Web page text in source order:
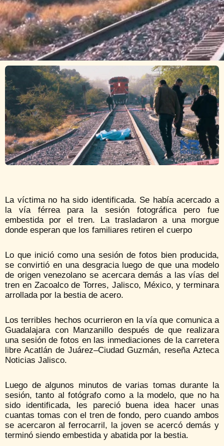
La víctima no ha sido identificada. Se había acercado a
la vía férrea para la sesión fotográfica pero fue
embestida por el tren. La trasladaron a una morgue
donde esperan que los familiares retiren el cuerpo
Lo que inició como una sesión de fotos bien producida,
se convirtió en una desgracia luego de que una modelo
de origen venezolano se acercara demás a las vías del
tren en Zacoalco de Torres, Jalisco, México, y terminara
arrollada por la bestia de acero.
Los terribles hechos ocurrieron en la vía que comunica a
Guadalajara con Manzanillo después de que realizara
una sesión de fotos en las inmediaciones de la carretera
libre Acatlán de Juárez–Ciudad Guzmán, reseña Azteca
Noticias Jalisco.
Luego de algunos minutos de varias tomas durante la
sesión, tanto al fotógrafo como a la modelo, que no ha
sido identificada, les pareció buena idea hacer unas
cuantas tomas con el tren de fondo, pero cuando ambos
se acercaron al ferrocarril, la joven se acercó demás y
terminó siendo embestida y abatida por la bestia.